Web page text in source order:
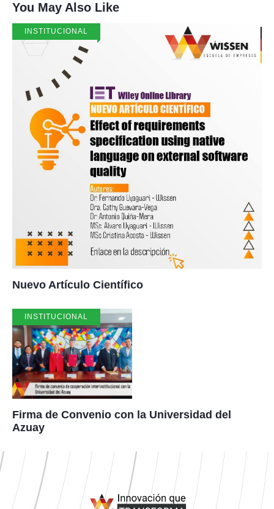
You May Also Like
INSTITUCIONAL
Nuevo Artículo Científico
INSTITUCIONAL
Firma de Convenio con la Universidad del
Azuay